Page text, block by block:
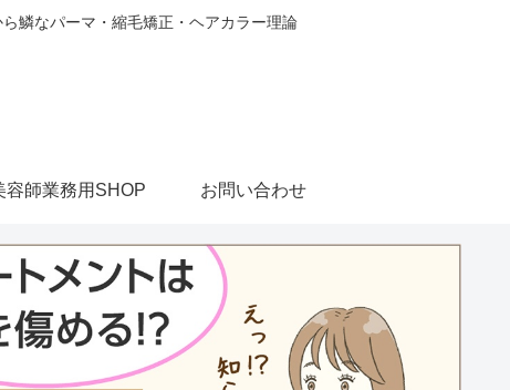
鱗なパーマ・縮毛矯正・ヘアカラー理論
容師業務用SHOP お問い合わせ